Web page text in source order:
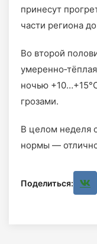
принесут
части региона
Во второй
ночью
грозами.
В целом неделя
нормы —
Поделиться: